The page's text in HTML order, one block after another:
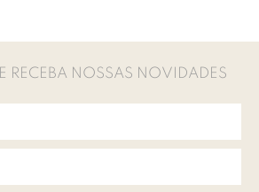
E RECEBA NOSSAS NOVIDADES